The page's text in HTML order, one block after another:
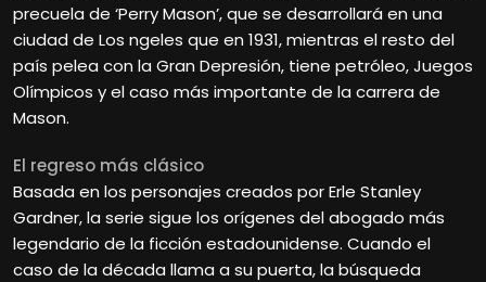
precuela de ‘Perry Mason’, que se desarrollará en una
ciudad de Los ngeles que en 1931, mientras el resto del
país pelea con la Gran Depresión, tiene petróleo, Juegos
Olímpicos y el caso más importante de la carrera de
Mason.
El regreso más clásico
Basada en los personajes creados por Erle Stanley
Gardner, la serie sigue los orígenes del abogado más
legendario de la ficción estadounidense. Cuando el
caso de la década llama a su puerta, la búsqueda